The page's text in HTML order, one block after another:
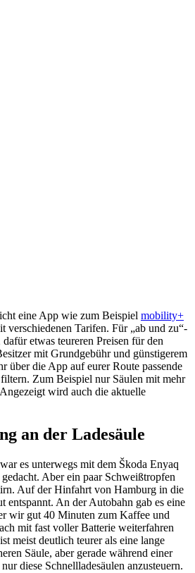
eine App wie zum Beispiel mobility+
verschiedenen Tarifen. Für „ab und zu“-
etwas teureren Preisen für den
mit Grundgebühr und günstigerem
über die App auf eurer Route passende
Zum Beispiel nur Säulen mit mehr
wird auch die aktuelle
an der Ladesäule
es unterwegs mit dem Škoda Enyaq
Aber ein paar Schweißtropfen
Auf der Hinfahrt von Hamburg in die
entspannt. An der Autobahn gab es eine
wir gut 40 Minuten zum Kaffee und
mit fast voller Batterie weiterfahren
meist deutlich teurer als eine lange
Säule, aber gerade während einer
diese Schnellladesäulen anzusteuern.